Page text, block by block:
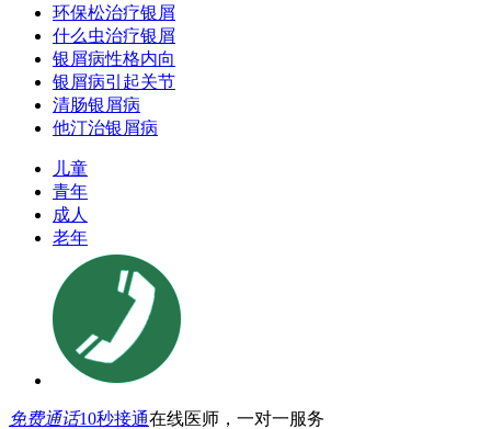
环保松治疗银屑
什么虫治疗银屑
银屑病性格内向
银屑病引起关节
清肠银屑病
他汀治银屑病
儿童
青年
成人
老年
免费通话10秒接通在线医师，一对一服务